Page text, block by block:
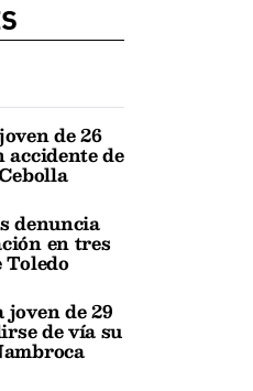
de 26
accidente de
denuncia
en tres
Toledo
de 29
de vía su